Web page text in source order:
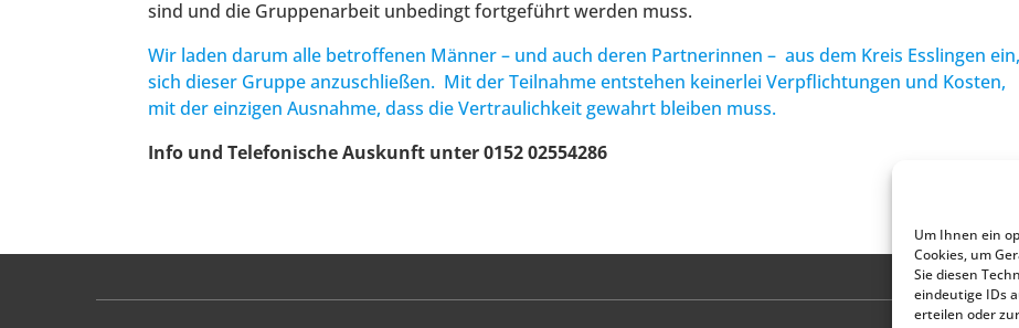
Um Ihnen ein
Cookies, um
Sie diesen
eindeutige IDs
erteilen oder
sind und die Gruppenarbeit unbedingt fortgeführt werden muss.
Wir laden darum alle betroffenen Männer – und auch deren Partnerinnen – aus dem Kreis Esslingen ein,
sich dieser Gruppe anzuschließen. Mit der Teilnahme entstehen keinerlei Verpflichtungen und Kosten,
mit der einzigen Ausnahme, dass die Vertraulichkeit gewahrt bleiben muss.
Info und Telefonische Auskunft unter 0152 02554286